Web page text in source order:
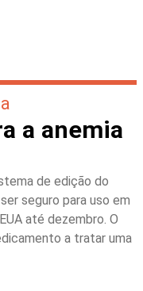
a anemia
de edição do
seguro para uso em
até dezembro. O
a tratar uma